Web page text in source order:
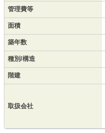
管理費等
面積
築年数
種別/構造
階建
取扱会社